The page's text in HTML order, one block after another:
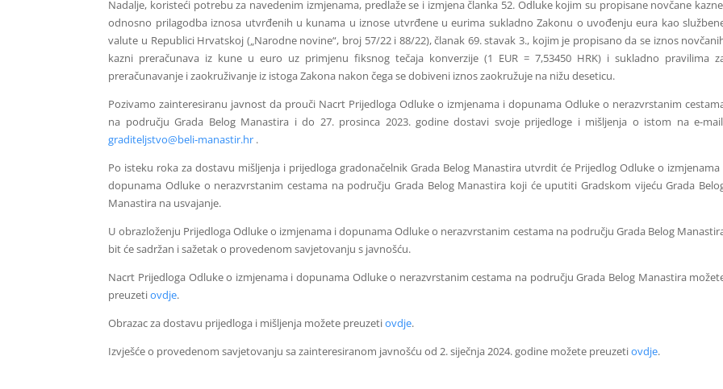
Nadalje, koristeći potrebu za navedenim izmjenama, predlaže se i izmjena članka 52. Odluke kojim su propisane novčane
odnosno prilagodba iznosa utvrđenih u kunama u iznose utvrđene u eurima sukladno Zakonu o uvođenju eura kao
valute u Republici Hrvatskoj („Narodne novine“, broj 57/22 i 88/22), članak 69. stavak 3., kojim je propisano da se iznos
kazni preračunava iz kune u euro uz primjenu fiksnog tečaja konverzije (1 EUR = 7,53450 HRK) i sukladno pravilima
preračunavanje i zaokruživanje iz istoga Zakona nakon čega se dobiveni iznos zaokružuje na nižu deseticu.
Pozivamo zainteresiranu javnost da prouči Nacrt Prijedloga Odluke o izmjenama i dopunama Odluke o nerazvrstanim
na području Grada Belog Manastira i do 27. prosinca 2023. godine dostavi svoje prijedloge i mišljenja o istom na e-
graditeljstvo@beli-manastir.hr .
Po isteku roka za dostavu mišljenja i prijedloga gradonačelnik Grada Belog Manastira utvrdit će Prijedlog Odluke o izmjenama
dopunama Odluke o nerazvrstanim cestama na području Grada Belog Manastira koji će uputiti Gradskom vijeću Grada
Manastira na usvajanje.
U obrazloženju Prijedloga Odluke o izmjenama i dopunama Odluke o nerazvrstanim cestama na području Grada Belog
bit će sadržan i sažetak o provedenom savjetovanju s javnošću.
Nacrt Prijedloga Odluke o izmjenama i dopunama Odluke o nerazvrstanim cestama na području Grada Belog Manastira
preuzetiovdje.
Obrazac za dostavu prijedloga i mišljenja možete preuzetiovdje.
Izvješće o provedenom savjetovanju sa zainteresiranom javnošću od 2. siječnja 2024. godine možete preuzetiovdje.